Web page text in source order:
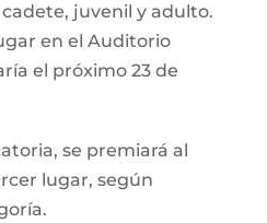
juvenil y adulto.
en el Auditorio
el próximo 23 de
se premiará al
lugar, según